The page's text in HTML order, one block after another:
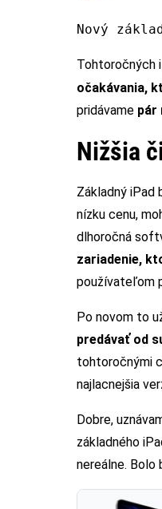
Nový
Tohtoročných
očakávania,
pridávame pár
Nižšia
Základný iPad
nízku cenu,
dlhoročná
zariadenie,
používateľom
Po novom to
predávať od
tohtoročnými
najlacnejšia
Dobre,
základného
nereálne. Bolo